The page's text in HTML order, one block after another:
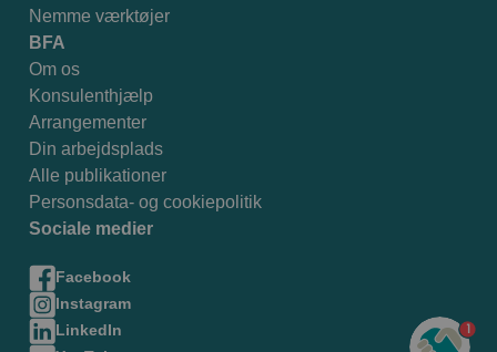
Nemme værktøjer
BFA
Om os
Konsulenthjælp
Arrangementer
Din arbejdsplads
Alle publikationer
Personsdata- og cookiepolitik
Sociale medier
Facebook
Instagram
LinkedIn
1